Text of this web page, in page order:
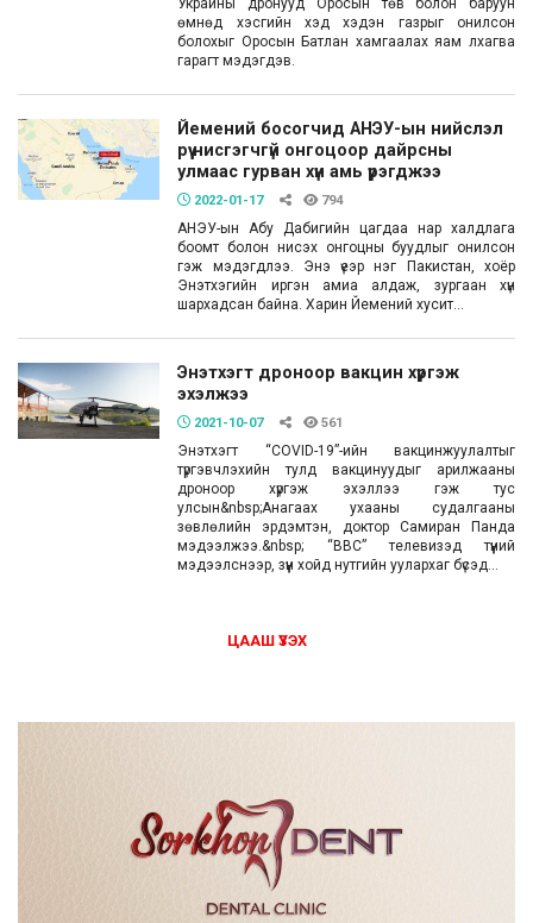
Украины дронууд Оросын төв болон баруун
өмнөд хэсгийн хэд хэдэн газрыг онилсон
болохыг Оросын Батлан хамгаалах яам лхагва
гарагт мэдэгдэв.
Йемений босогчид АНЭУ-ын нийслэл
рүү нисгэгчгүй онгоцоор дайрсны
улмаас гурван хүн амь үрэгджээ
2022-01-17 794
АНЭУ-ын Абу Дабигийн цагдаа нар халдлага
боомт болон нисэх онгоцны буудлыг онилсон
гэж мэдэгдлээ. Энэ үеэр нэг Пакистан, хоёр
Энэтхэгийн иргэн амиа алдаж, зургаан хүн
шархадсан байна. Харин Йемений хусит...
Энэтхэгт дроноор вакцин хүргэж
эхэлжээ
2021-10-07 561
Энэтхэгт “COVID-19”-ийн вакцинжуулалтыг
түргэвчлэхийн тулд вакцинуудыг арилжааны
дроноор хүргэж эхэллээ гэж тус
улсын&nbsp;Анагаах ухааны судалгааны
зөвлөлийн эрдэмтэн, доктор Самиран Панда
мэдээлжээ.&nbsp; “BBC” телевизэд түүний
мэдээлснээр, зүүн хойд нутгийн уулархаг бүсэд...
ЦААШ ҮЗЭХ